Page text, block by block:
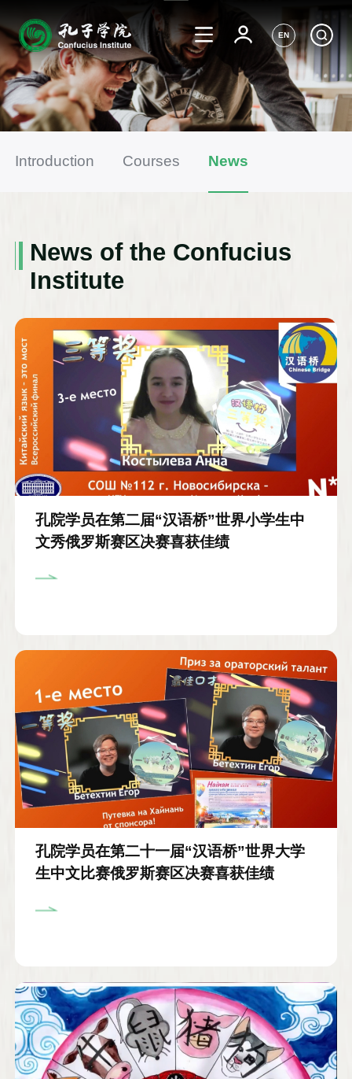
EN
Introduction Courses News
News of the Confucius
Institute
孔院学员在第二届“汉语桥”世界小学生中
文秀俄罗斯赛区决赛喜获佳绩
孔院学员在第二十一届“汉语桥”世界大学
生中文比赛俄罗斯赛区决赛喜获佳绩